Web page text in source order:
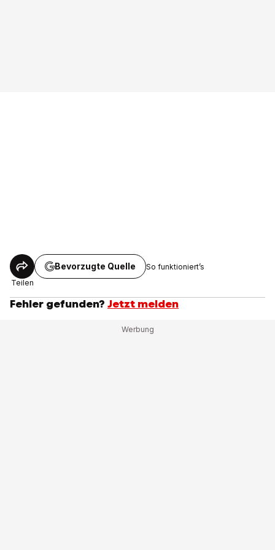
Teilen
Bevorzugte Quelle So funktioniert’s
Fehler gefunden? Jetzt melden